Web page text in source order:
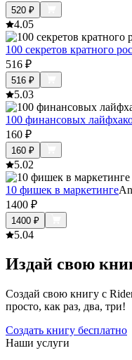
520 ₽
4.05
100 секретов кратного
516 ₽
516 ₽
5.03
100 финансовых
160 ₽
160 ₽
5.02
10 фишек в маркетинге
1400 ₽
1400 ₽
5.04
Издай свою
Создай свою книгу с
просто, как раз, два, три!
Создать книгу бесплатно
Наши услуги